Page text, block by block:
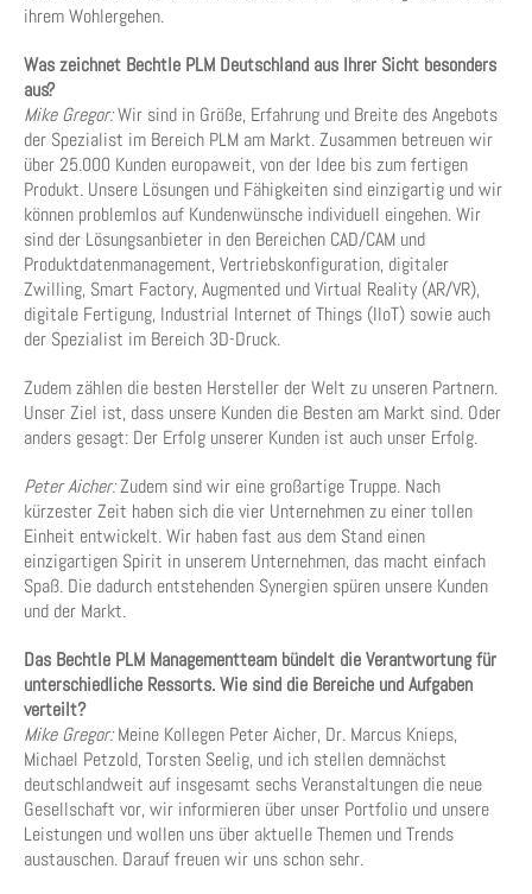
ihrem Wohlergehen.
Was zeichnet Bechtle PLM Deutschland aus Ihrer Sicht besonders
aus?
Mike Gregor:Wir sind in Größe, Erfahrung und Breite des Angebots
der Spezialist im Bereich PLM am Markt. Zusammen betreuen wir
über 25.000 Kunden europaweit, von der Idee bis zum fertigen
Produkt. Unsere Lösungen und Fähigkeiten sind einzigartig und wir
können problemlos auf Kundenwünsche individuell eingehen. Wir
sind der Lösungsanbieter in den Bereichen CAD/CAM und
Produktdatenmanagement, Vertriebskonfiguration, digitaler
Zwilling, Smart Factory, Augmented und Virtual Reality (AR/VR),
digitale Fertigung, Industrial Internet of Things (IIoT) sowie auch
der Spezialist im Bereich 3D-Druck.
Zudem zählen die besten Hersteller der Welt zu unseren Partnern.
Unser Ziel ist, dass unsere Kunden die Besten am Markt sind. Oder
anders gesagt: Der Erfolg unserer Kunden ist auch unser Erfolg.
Peter Aicher:Zudem sind wir eine großartige Truppe. Nach
kürzester Zeit haben sich die vier Unternehmen zu einer tollen
Einheit entwickelt. Wir haben fast aus dem Stand einen
einzigartigen Spirit in unserem Unternehmen, das macht einfach
Spaß. Die dadurch entstehenden Synergien spüren unsere Kunden
und der Markt.
Das Bechtle PLM Managementteam bündelt die Verantwortung für
unterschiedliche Ressorts. Wie sind die Bereiche und Aufgaben
verteilt?
Mike Gregor:Meine Kollegen Peter Aicher, Dr. Marcus Knieps,
Michael Petzold, Torsten Seelig, und ich stellen demnächst
deutschlandweit auf insgesamt sechs Veranstaltungen die neue
Gesellschaft vor, wir informieren über unser Portfolio und unsere
Leistungen und wollen uns über aktuelle Themen und Trends
austauschen. Darauf freuen wir uns schon sehr.